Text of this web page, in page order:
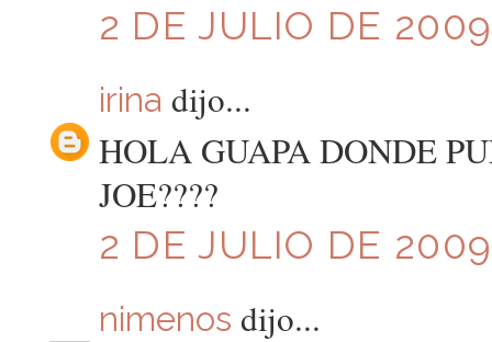
2 DE JULIO DE
irina dijo...
HOLA GUAPA DONDE
JOE????
2 DE JULIO DE
nimenos dijo...